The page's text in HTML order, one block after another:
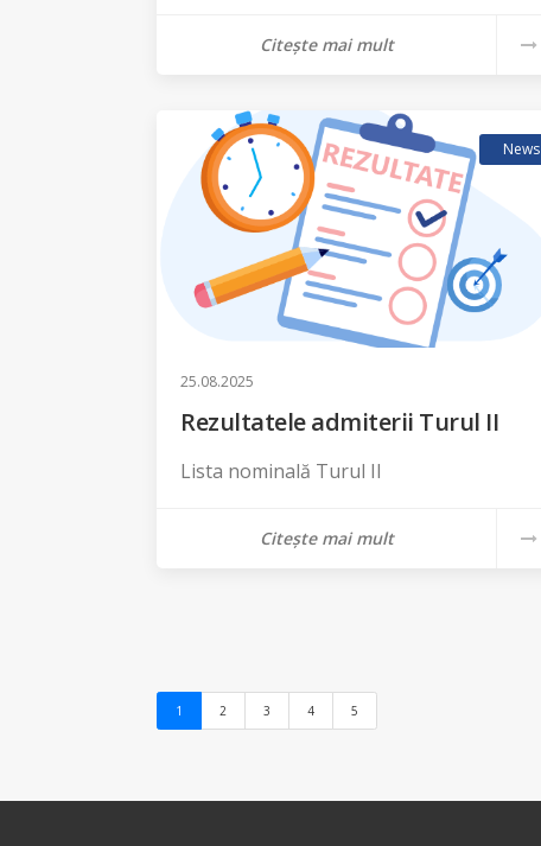
Citește mai mult
News
25.08.2025
Rezultatele admiterii Turul II
Lista nominală Turul II
Citește mai mult
1 (current)2 3 4 5